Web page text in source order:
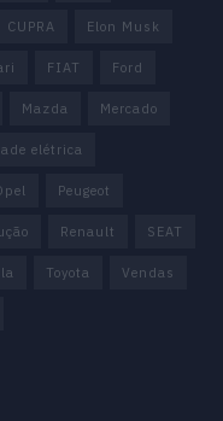
CUPRA Elon Musk
FIAT Ford
Mazda Mercado
elétrica
Peugeot
Renault SEAT
Toyota Vendas